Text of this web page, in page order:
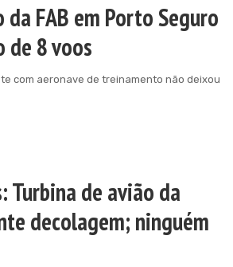
FAB em Porto Seguro
de 8 voos
com aeronave de treinamento não deixou
Turbina de avião da
decolagem; ninguém